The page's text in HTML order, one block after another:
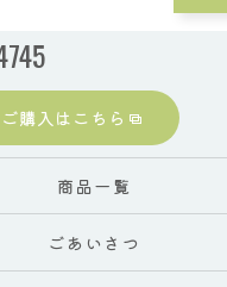
ご購入はこちら
商品一覧
ごあいさつ